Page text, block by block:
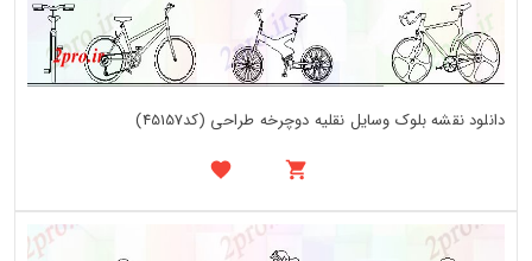
دانلود نقشه بلوک وسایل نقلیه دوچرخه طراحی (کد45157)